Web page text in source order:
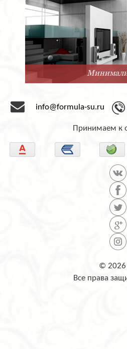
info@formula-su.ru
Принимаем к
© 2026
Все права